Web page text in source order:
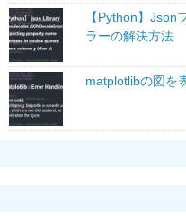
【Python】Json
ラーの解決方法
matplotlibの図を